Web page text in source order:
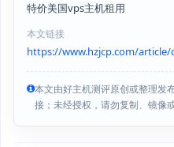
特价美国vps主机租用
本文链接
https://www.hzjcp.com/
本文由好主机测评原创或整理发
接；未经授权，请勿复制、镜像